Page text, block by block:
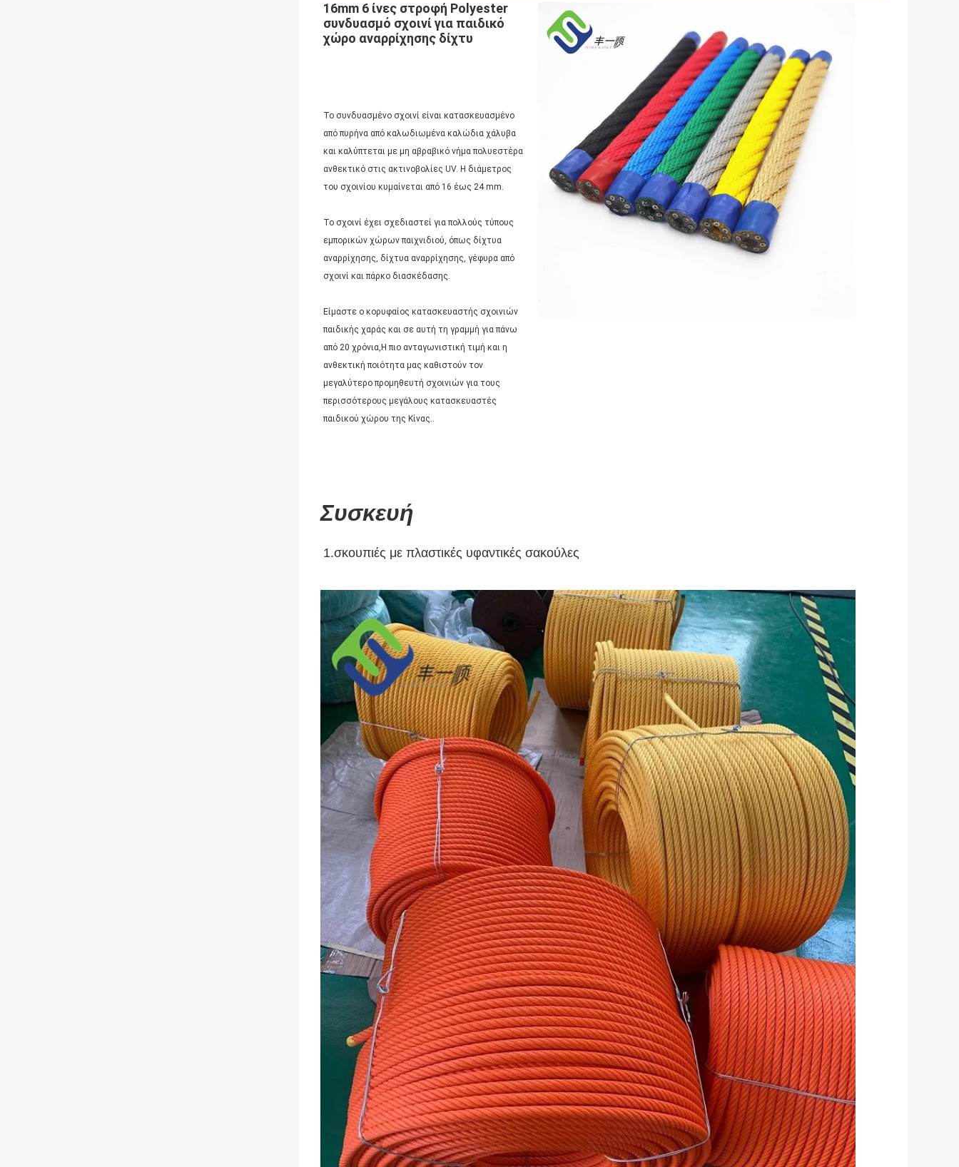
16mm 6 ίνες στροφή Polyester
συνδυασμό σχοινί για παιδικό
χώρο αναρρίχησης δίχτυ
Το συνδυασμένο σχοινί είναι κατασκευασμένο
από πυρήνα από καλωδιωμένα καλώδια χάλυβα
και καλύπτεται με μη αβραβικό νήμα πολυεστέρα
ανθεκτικό στις ακτινοβολίες UV. Η διάμετρος
του σχοινίου κυμαίνεται από 16 έως 24 mm.
Το σχοινί έχει σχεδιαστεί για πολλούς τύπους
εμπορικών χώρων παιχνιδιού, όπως δίχτυα
αναρρίχησης, δίχτυα αναρρίχησης, γέφυρα από
σχοινί και πάρκο διασκέδασης.
Είμαστε ο κορυφαίος κατασκευαστής σχοινιών
παιδικής χαράς και σε αυτή τη γραμμή για πάνω
από 20 χρόνια,Η πιο ανταγωνιστική τιμή και η
ανθεκτική ποιότητα μας καθιστούν τον
μεγαλύτερο προμηθευτή σχοινιών για τους
περισσότερους μεγάλους κατασκευαστές
παιδικού χώρου της Κίνας..
Συσκευή
1.σκουπιές με πλαστικές υφαντικές σακούλες